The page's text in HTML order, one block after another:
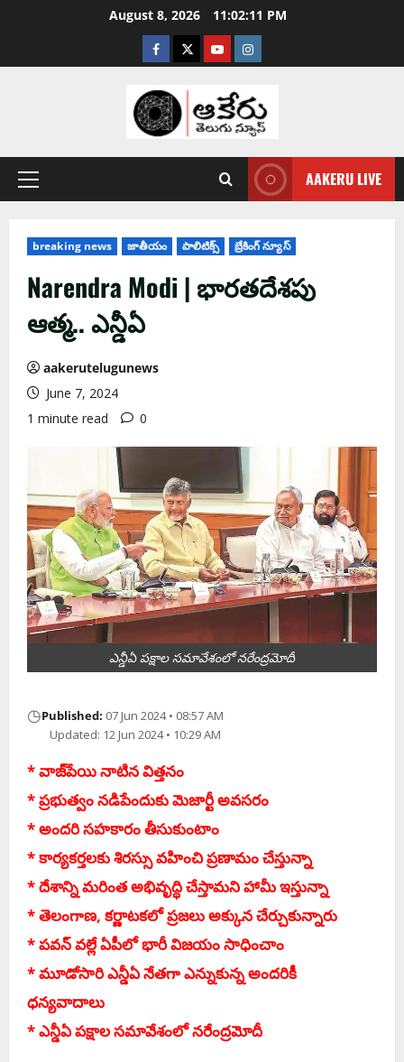
August 8, 2026 11:02:12 PM
AAKERU LIVE
breaking news జాతీయం పాలిటిక్స్ బ్రేకింగ్ న్యూస్
Narendra Modi | భార‌త‌దేశ‌పు
ఆత్మ‌.. ఎన్డీఏ
aakerutelugunews
June 7, 2024
1 minute read
0
ఎన్డీఏ ప‌క్షాల స‌మావేశంలో న‌రేంద్ర‌మోదీ
◷Published: 07 Jun 2024 • 08:57 AM
Updated: 12 Jun 2024 • 10:29 AM
* వాజ్‌పేయి నాటిన విత్త‌నం
* ప్ర‌భుత్వం న‌డిపేందుకు మెజార్టీ అవ‌స‌రం
* అంద‌రి స‌హ‌కారం తీసుకుంటాం
* కార్య‌క‌ర్త‌ల‌కు శిర‌స్సు వ‌హించి ప్ర‌ణామం చేస్తున్నా
* దేశాన్ని మ‌రింత అభివృద్ధి చేస్తామ‌ని హామీ ఇస్తున్నా
* తెలంగాణ‌, క‌ర్ణాట‌క‌లో ప్ర‌జ‌లు అక్కున చేర్చుకున్నారు
* ప‌వ‌న్ వ‌ల్లే ఏపీలో భారీ విజ‌యం సాధించాం
* మూడోసారి ఎన్డీఏ నేత‌గా ఎన్నుకున్న అంద‌రికీ
ధ‌న్య‌వాదాలు
* ఎన్డీఏ ప‌క్షాల స‌మావేశంలో న‌రేంద్ర‌మోదీ